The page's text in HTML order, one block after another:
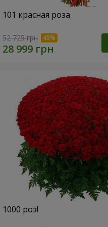
101 красная роза
52 725 грн
1000 роз!